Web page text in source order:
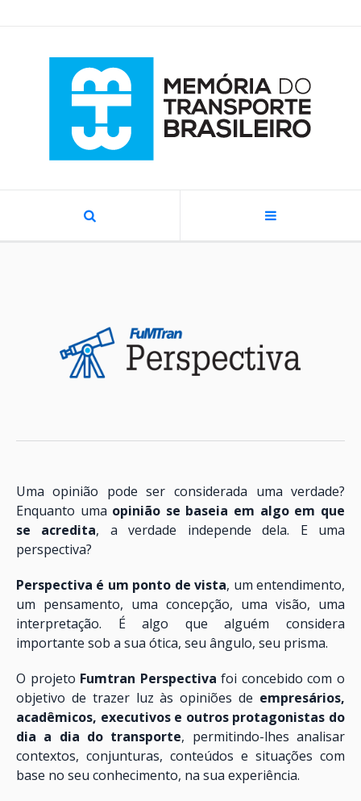
Uma opinião pode ser considerada uma verdade?
Enquanto uma opinião se baseia em algo em que
se acredita, a verdade independe dela. E uma
perspectiva?
Perspectiva é um ponto de vista, um entendimento,
um pensamento, uma concepção, uma visão, uma
interpretação. É algo que alguém considera
importante sob a sua ótica, seu ângulo, seu prisma.
O projeto Fumtran Perspectiva foi concebido com o
objetivo de trazer luz às opiniões de empresários,
acadêmicos, executivos e outros protagonistas do
dia a dia do transporte, permitindo-lhes analisar
contextos, conjunturas, conteúdos e situações com
base no seu conhecimento, na sua experiência.